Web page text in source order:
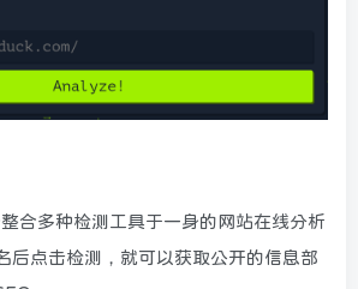
合多种检测工具于一身的网站在线分析
后点击检测，就可以获取公开的信息部